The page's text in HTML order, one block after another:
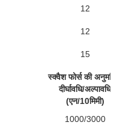
12
12
15
स्क्वैश फोर्स की अनुमति
दीर्घावधि/अल्पावधि
(एन/10मिमी)
1000/3000